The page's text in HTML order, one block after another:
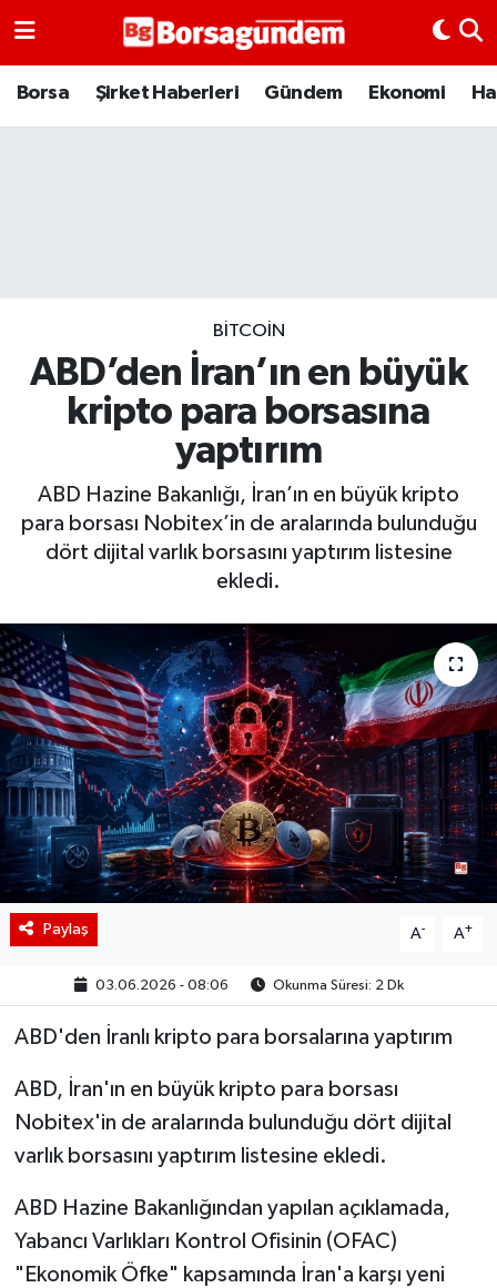
Borsa Şirket Haberleri Gündem Ekonomi
BITCOIN
ABD’den İran’ın en büyük
kripto para borsasına
yaptırım
ABD Hazine Bakanlığı, İran’ın en büyük kripto
para borsası Nobitex’in de aralarında bulunduğu
dört dijital varlık borsasını yaptırım listesine
ekledi.
Paylaş A- A+
03.06.2026 - 08:06 Okunma Süresi: 2 Dk
ABD'den İranlı kripto para borsalarına yaptırım
ABD, İran'ın en büyük kripto para borsası
Nobitex'in de aralarında bulunduğu dört dijital
varlık borsasını yaptırım listesine ekledi.
ABD Hazine Bakanlığından yapılan açıklamada,
Yabancı Varlıkları Kontrol Ofisinin (OFAC)
"Ekonomik Öfke" kapsamında İran'a karşı yeni
Borsa
Bitcoin
Şirket Haberleri
BIST 100 Isı Haritası
Ekonomik Takvim
Kiripto Para Piyasası
Gizlilik Sözleşmesi
Hakkımızda
İletişim